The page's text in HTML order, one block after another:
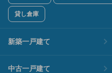
貸し倉庫
新築一戸建て
中古一戸建て